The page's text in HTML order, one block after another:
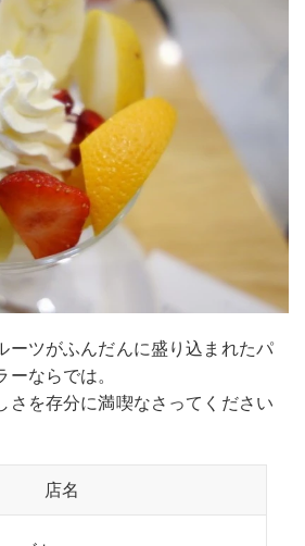
ーツがふんだんに盛り込まれたパ
ならでは。
さを存分に満喫なさってください
店名